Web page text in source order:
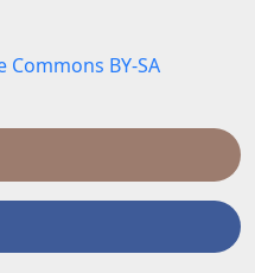
Commons BY-SA